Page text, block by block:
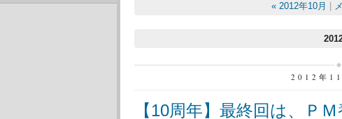
« 2012年10月
2012年
【10周年】最終回は、Ｐ